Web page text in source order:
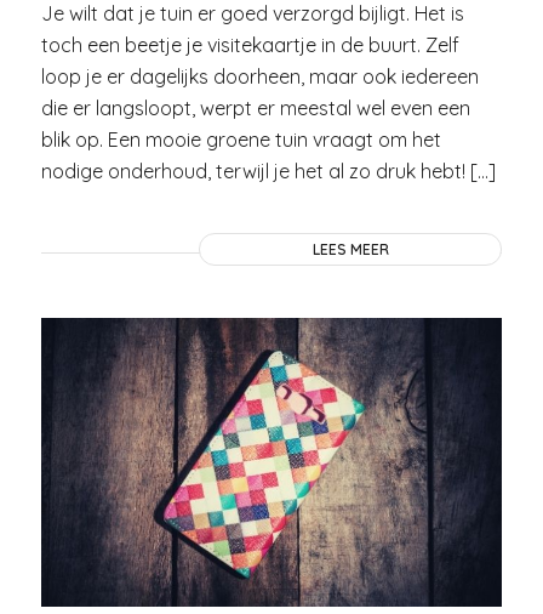
Je wilt dat je tuin er goed verzorgd bijligt. Het is
toch een beetje je visitekaartje in de buurt. Zelf
loop je er dagelijks doorheen, maar ook iedereen
die er langsloopt, werpt er meestal wel even een
blik op. Een mooie groene tuin vraagt om het
nodige onderhoud, terwijl je het al zo druk hebt! […]
LEES MEER